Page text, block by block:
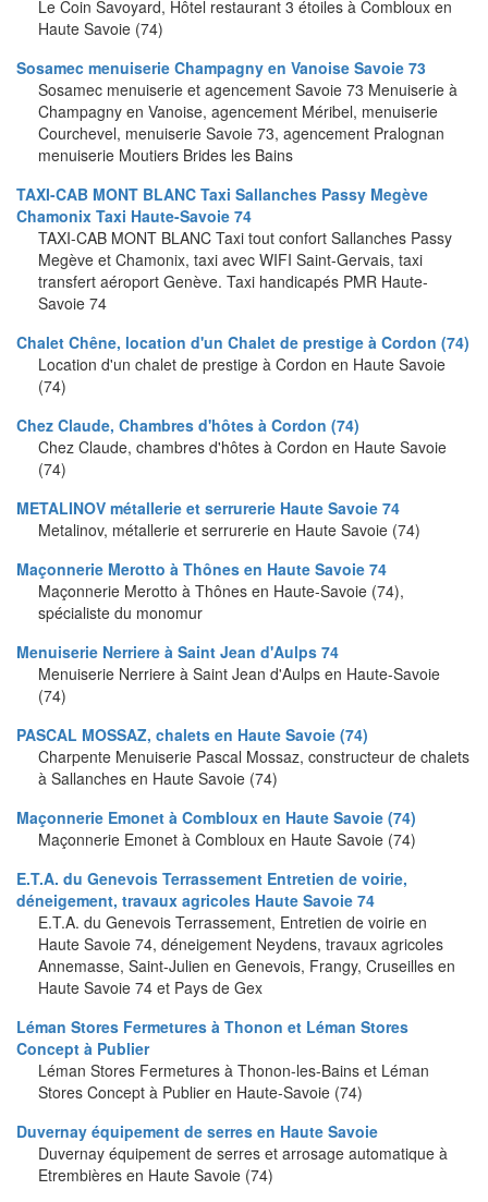
Le Coin Savoyard, Hôtel restaurant 3 étoiles à Combloux en
Haute Savoie (74)
Sosamec menuiserie Champagny en Vanoise Savoie 73
Sosamec menuiserie et agencement Savoie 73 Menuiserie à
Champagny en Vanoise, agencement Méribel, menuiserie
Courchevel, menuiserie Savoie 73, agencement Pralognan
menuiserie Moutiers Brides les Bains
TAXI-CAB MONT BLANC Taxi Sallanches Passy Megève
Chamonix Taxi Haute-Savoie 74
TAXI-CAB MONT BLANC Taxi tout confort Sallanches Passy
Megève et Chamonix, taxi avec WIFI Saint-Gervais, taxi
transfert aéroport Genève. Taxi handicapés PMR Haute-
Savoie 74
Chalet Chêne, location d'un Chalet de prestige à Cordon (74)
Location d'un chalet de prestige à Cordon en Haute Savoie
(74)
Chez Claude, Chambres d'hôtes à Cordon (74)
Chez Claude, chambres d'hôtes à Cordon en Haute Savoie
(74)
METALINOV métallerie et serrurerie Haute Savoie 74
Metalinov, métallerie et serrurerie en Haute Savoie (74)
Maçonnerie Merotto à Thônes en Haute Savoie 74
Maçonnerie Merotto à Thônes en Haute-Savoie (74),
spécialiste du monomur
Menuiserie Nerriere à Saint Jean d'Aulps 74
Menuiserie Nerriere à Saint Jean d'Aulps en Haute-Savoie
(74)
PASCAL MOSSAZ, chalets en Haute Savoie (74)
Charpente Menuiserie Pascal Mossaz, constructeur de chalets
à Sallanches en Haute Savoie (74)
Maçonnerie Emonet à Combloux en Haute Savoie (74)
Maçonnerie Emonet à Combloux en Haute Savoie (74)
E.T.A. du Genevois Terrassement Entretien de voirie,
déneigement, travaux agricoles Haute Savoie 74
E.T.A. du Genevois Terrassement, Entretien de voirie en
Haute Savoie 74, déneigement Neydens, travaux agricoles
Annemasse, Saint-Julien en Genevois, Frangy, Cruseilles en
Haute Savoie 74 et Pays de Gex
Léman Stores Fermetures à Thonon et Léman Stores
Concept à Publier
Léman Stores Fermetures à Thonon-les-Bains et Léman
Stores Concept à Publier en Haute-Savoie (74)
Duvernay équipement de serres en Haute Savoie
Duvernay équipement de serres et arrosage automatique à
Etrembières en Haute Savoie (74)